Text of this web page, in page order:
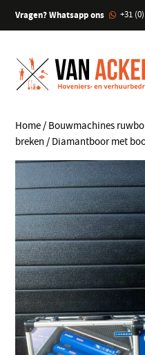
Vragen? Whatsapp ons +31
Home/ Bouwmachines
breken / Diamantboor met